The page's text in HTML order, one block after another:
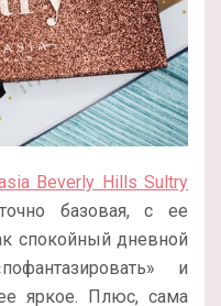
Beverly Hills Sultry
базовая, с ее
спокойный дневной
и
яркое. Плюс, сама